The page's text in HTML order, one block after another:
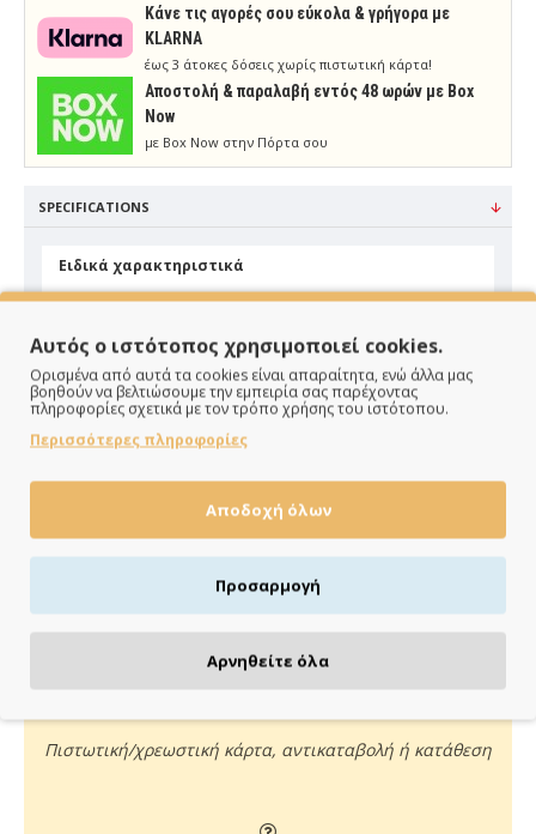
Κάνε τις αγορές σου εύκολα & γρήγορα με
KLARNA
έως 3 άτοκες δόσεις χωρίς πιστωτική κάρτα!
Aποστολή & παραλαβή εντός 48 ωρών με Box
Now
με Box Now στην Πόρτα σου
SPECIFICATIONS
Ειδικά χαρακτηριστικά
Είδος Μεταλλικό
Πιστωτική/χρεωστική κάρτα, αντικαταβολή ή κατάθεση
Αυτός ο ιστότοπος χρησιμοποιεί cookies.
Ορισμένα από αυτά τα cookies είναι απαραίτητα, ενώ άλλα μας
βοηθούν να βελτιώσουμε την εμπειρία σας παρέχοντας
πληροφορίες σχετικά με τον τρόπο χρήσης του ιστότοπου.
Περισσότερες πληροφορίες
Αποδοχή όλων
Προσαρμογή
Αρνηθείτε όλα